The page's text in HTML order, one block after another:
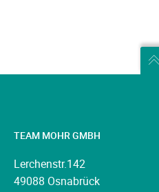
TEAM MOHR GMBH
Lerchenstr.142
49088 Osnabrück